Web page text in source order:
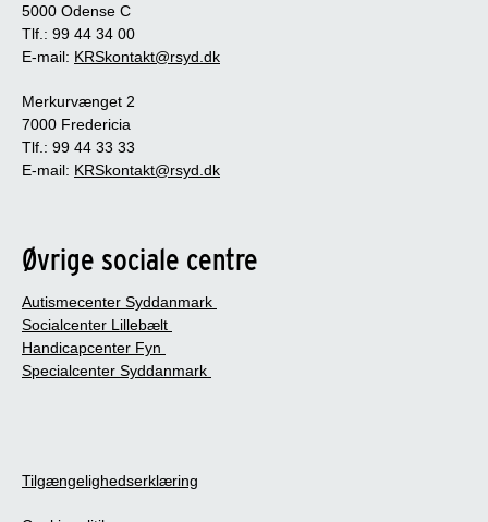
5000 Odense C
Tlf.: 99 44 34 00
E-mail: KRSkontakt@rsyd.dk
Merkurvænget 2
7000 Fredericia
Tlf.: 99 44 33 33
E-mail: KRSkontakt@rsyd.dk
Øvrige sociale centre
Autismecenter Syddanmark
Socialcenter Lillebælt
Handicapcenter Fyn
Specialcenter Syddanmark
Tilgængelighedserklæring